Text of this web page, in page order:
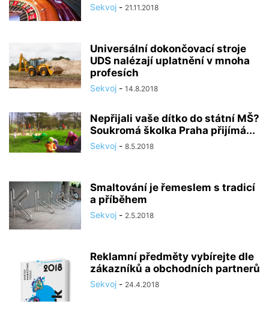
Sekvoj - 21.11.2018
Universální dokončovací stroje
UDS nalézají uplatnění v mnoha
profesích
Sekvoj - 14.8.2018
Nepřijali vaše dítko do státní MŠ?
Soukromá školka Praha přijímá...
Sekvoj - 8.5.2018
Smaltování je řemeslem s tradicí
a příběhem
Sekvoj - 2.5.2018
Reklamní předměty vybírejte dle
zákazníků a obchodních partnerů
Sekvoj - 24.4.2018